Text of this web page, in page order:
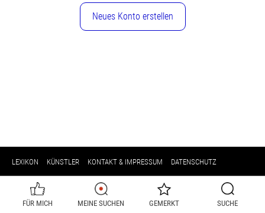
Neues Konto erstellen
LEXIKON KÜNSTLER KONTAKT & IMPRESSUM DATENSCHUTZ
FÜR MICH MEINE SUCHEN GEMERKT SUCHE